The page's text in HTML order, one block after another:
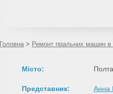
Головна > Ремонт пральних машин в
Місто:
Представник: Анна